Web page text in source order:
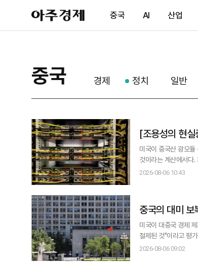
아
주
제
중국 AI 산업
중국 경제 정치 일반
미국이 중국산 광모
것이라는 계산에서다. 희토류에
GPU, 서버와 서버를
2026-08-06 10:43
중국의 대미 보
미국이 대중국 경제
절제된 것"이라고 평가했다. 최근 미국 연방통신위원회(FCC)와 국토안보부는 중국산 무인기, 소
이블 등에 제재 조치를
2026-08-06 09:02